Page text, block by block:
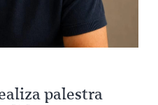
palestra